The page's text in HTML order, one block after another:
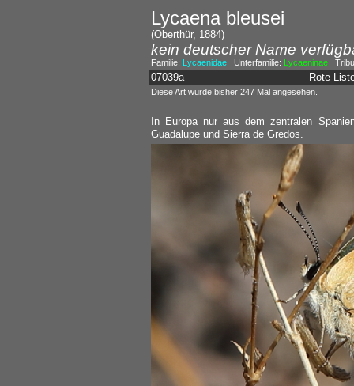
Lycaena bleusei
(Oberthür, 1884)
kein deutscher Name
Familie: LycaenidaeUnterfamilie: Lycaeninae
07039a Rote
Diese Art wurde bisher 247 Mal angesehen.
In Europa nur aus dem zentralen
Guadalupe und Sierra de Gredos.